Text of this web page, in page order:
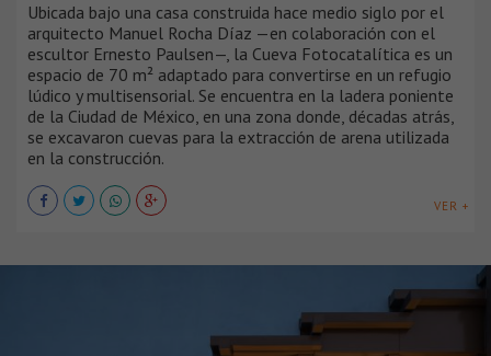
Ubicada bajo una casa construida hace medio siglo por el
arquitecto Manuel Rocha Díaz —en colaboración con el
escultor Ernesto Paulsen—, la Cueva Fotocatalítica es un
espacio de 70 m² adaptado para convertirse en un refugio
lúdico y multisensorial. Se encuentra en la ladera poniente
de la Ciudad de México, en una zona donde, décadas atrás,
se excavaron cuevas para la extracción de arena utilizada
en la construcción.
VER +